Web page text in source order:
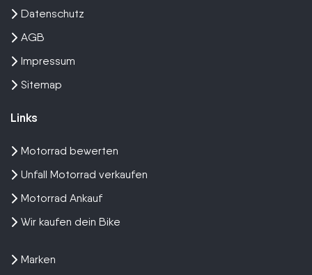
Datenschutz
AGB
Impressum
Sitemap
Links
Motorrad bewerten
Unfall Motorrad verkaufen
Motorrad Ankauf
Wir kaufen dein Bike
Marken